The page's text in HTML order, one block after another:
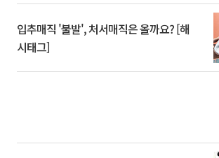
입추매직 '불발', 처서매직은 올까요? [해
시태그]